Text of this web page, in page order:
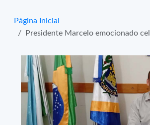
Página Inicial
Presidente Marcelo emocionado